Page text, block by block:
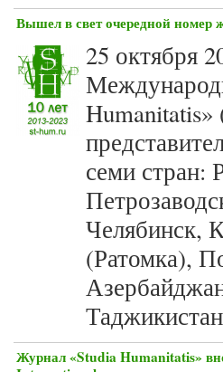
Вышел в свет очередной
25 октября
семи стран:
Челябинск,
(Ратомка),
Журнал «Studia Humanitatis»